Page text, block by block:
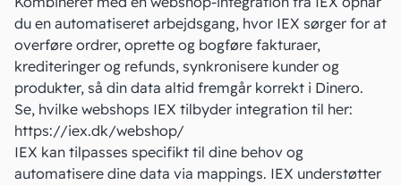
du en automatiseret arbejdsgang, hvor IEX sørger for at
overføre ordrer, oprette og bogføre fakturaer,
krediteringer og refunds, synkronisere kunder og
produkter, så din data altid fremgår korrekt i Dinero.
Se, hvilke webshops IEX tilbyder integration til her:
https://iex.dk/webshop/
IEX kan tilpasses specifikt til dine behov og
automatisere dine data via mappings. IEX understøtter